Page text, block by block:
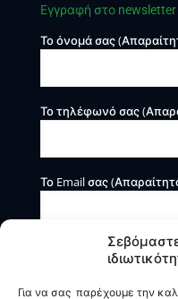
Για να σας παρέχουμε την
Εγγραφή στο newsletter
Το όνομά σας
Το τηλέφωνό σας
Το Email σας